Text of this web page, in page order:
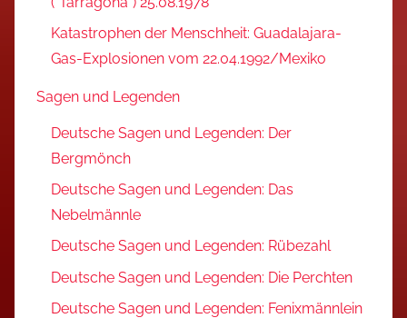
Katastrophen der Menschheit: Guadalajara-
Gas-Explosionen vom 22.04.1992/Mexiko
Sagen und Legenden
Deutsche Sagen und Legenden: Der
Bergmönch
Deutsche Sagen und Legenden: Das
Nebelmännle
Deutsche Sagen und Legenden: Rübezahl
Deutsche Sagen und Legenden: Die Perchten
Deutsche Sagen und Legenden: Fenixmännlein